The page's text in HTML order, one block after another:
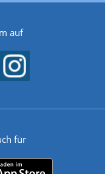
auf
für